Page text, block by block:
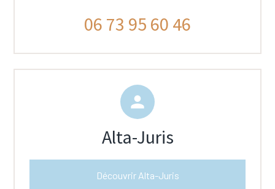
06 73 95 60 46
person
Alta-Juris
Découvrir Alta-Juris